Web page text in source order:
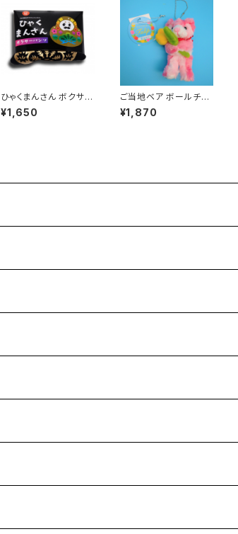
ひゃくまんさん ボクサー
パンツ
¥1,650
ご当地ベア ボールチェ
ーン
¥1,870